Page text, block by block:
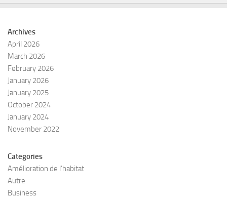
Archives
April 2026
March 2026
February 2026
January 2026
January 2025
October 2024
January 2024
November 2022
Categories
Amélioration de l’habitat
Autre
Business